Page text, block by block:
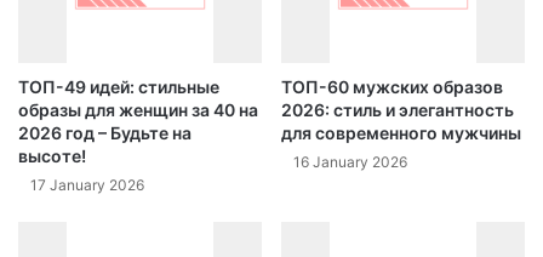
ТОП-49 идей: стильные
образы для женщин за 40 на
2026 год – Будьте на
высоте!
17 January 2026
ТОП-60 мужских образов
2026: стиль и элегантность
для современного мужчины
16 January 2026